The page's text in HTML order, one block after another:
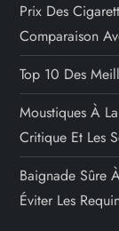
Prix Des
Comparaison
Top 10 Des
Moustiques À
Critique Et Les
Baignade Sûre
Éviter Les